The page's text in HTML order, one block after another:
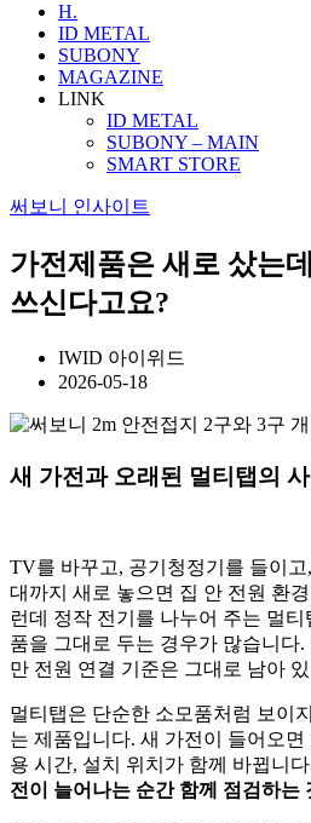
H.
ID METAL
SUBONY
MAGAZINE
LINK
ID METAL
SUBONY – MAIN
SMART STORE
써보니 인사이트
가전제품은 새로 샀는
쓰신다고요?
IWID 아이위드
2026-05-18
새 가전과 오래된 멀티탭의
TV를 바꾸고, 공기청정기를 들이고
대까지 새로 놓으면 집 안 전원 환
런데 정작 전기를 나누어 주는 멀티
품을 그대로 두는 경우가 많습니다.
만 전원 연결 기준은 그대로 남아
멀티탭은 단순한 소모품처럼 보이
는 제품입니다. 새 가전이 들어오
용 시간, 설치 위치가 함께 바뀝니
전이 늘어나는 순간 함께 점검하는